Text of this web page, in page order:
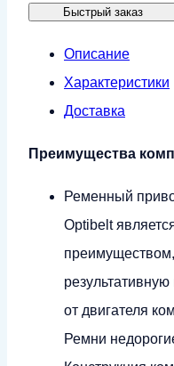
CA7.5-
10RA
(IP54)
Быстрый заказ
Описание
Характеристики
Доставка
Преимущества
Ременный
Optibelt
от двигателя
Ремни